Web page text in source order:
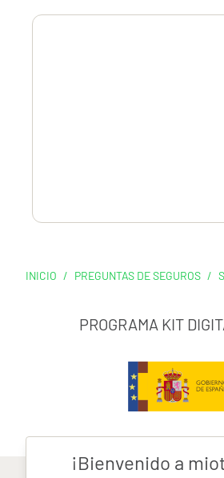
INICIO / PREGUNTAS DE SEGUROS /
PROGRAMA KIT
¡Bienvenido a